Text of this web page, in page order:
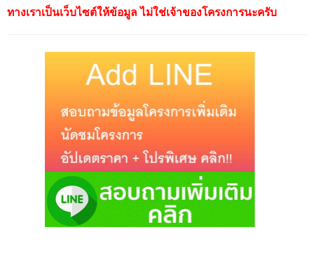
ทางเราเป็นเว็บไซต์ให้ข้อมูล ไม่ใช่เจ้าของโครงการนะครับ